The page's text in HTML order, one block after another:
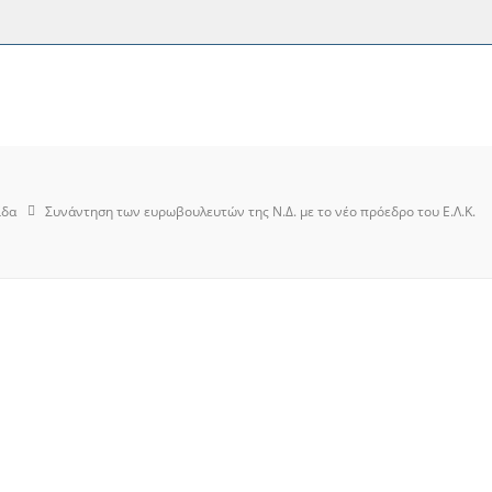
Συνάντηση των ευρωβουλευτών της Ν.Δ. με το νέο πρόεδρο του Ε.Λ.Κ.